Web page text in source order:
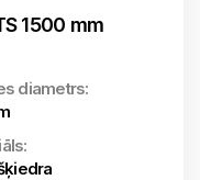
1500 mm
diametrs: